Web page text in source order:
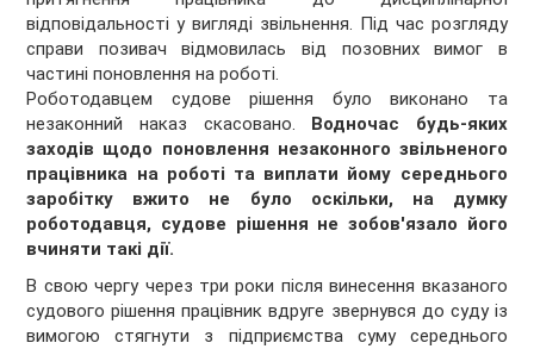
відповідальності у вигляді звільнення. Під час розгляду
справи позивач відмовилась від позовних вимог в
частині поновлення на роботі.
Роботодавцем судове рішення було виконано та
незаконний наказ скасовано. Водночас будь-яких
заходів щодо поновлення незаконного звільненого
працівника на роботі та виплати йому середнього
заробітку вжито не було оскільки, на думку
роботодавця, судове рішення не зобов'язало його
вчиняти такі дії.
В свою чергу через три роки після винесення вказаного
судового рішення працівник вдруге звернувся до суду із
вимогою стягнути з підприємства суму середнього